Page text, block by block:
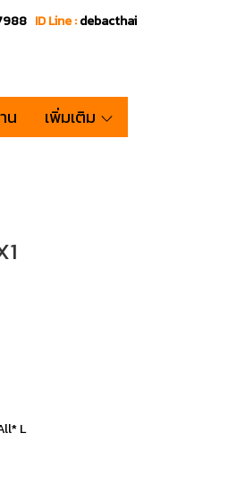
ID Line :debacthai
น เพิ่มเติม
L